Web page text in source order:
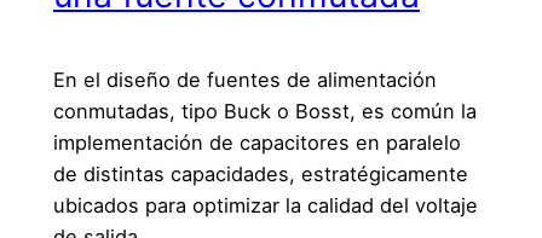
En el diseño de fuentes de alimentación
conmutadas, tipo Buck o Bosst, es común la
implementación de capacitores en paralelo
de distintas capacidades, estratégicamente
ubicados para optimizar la calidad del voltaje